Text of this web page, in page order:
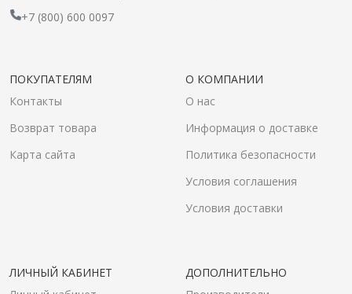
+7 (800) 600 0097
ПОКУПАТЕЛЯМ
Контакты
Возврат товара
Карта сайта
О КОМПАНИИ
О нас
Информация о доставке
Политика безопасности
Условия соглашения
Условия доставки
ЛИЧНЫЙ КАБИНЕТ
ДОПОЛНИТЕЛЬНО